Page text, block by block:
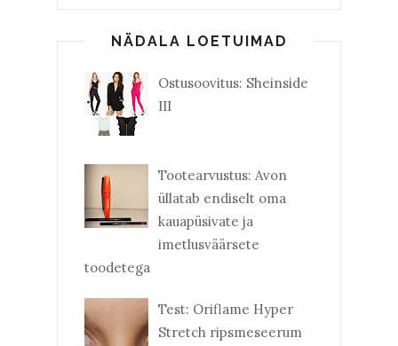
NÄDALA LOETUIMAD
Ostusoovitus: Sheinside
III
Tootearvustus: Avon
üllatab endiselt oma
kauapüsivate ja
imetlusväärsete
toodetega
Test: Oriflame Hyper
Stretch ripsmeseerum